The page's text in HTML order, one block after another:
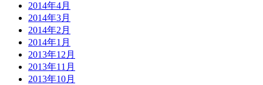
2014年4月
2014年3月
2014年2月
2014年1月
2013年12月
2013年11月
2013年10月